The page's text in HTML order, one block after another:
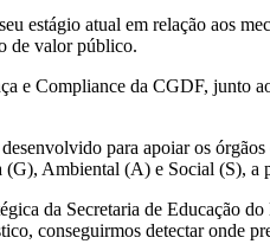
estágio atual em relação aos
de valor público.
Compliance da CGDF, junto
para apoiar os
Ambiental (A) e Social (S),
da Secretaria de Educação
conseguirmos detectar onde